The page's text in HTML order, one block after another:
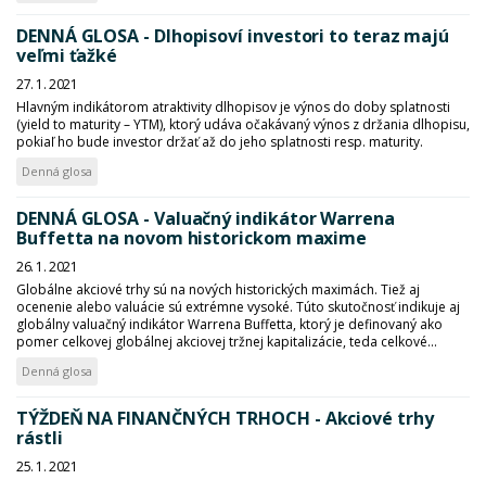
DENNÁ GLOSA - Dlhopisoví investori to teraz majú
veľmi ťažké
27. 1. 2021
Hlavným indikátorom atraktivity dlhopisov je výnos do doby splatnosti
(yield to maturity – YTM), ktorý udáva očakávaný výnos z držania dlhopisu,
pokiaľ ho bude investor držať až do jeho splatnosti resp. maturity.
Denná glosa
DENNÁ GLOSA - Valuačný indikátor Warrena
Buffetta na novom historickom maxime
26. 1. 2021
Globálne akciové trhy sú na nových historických maximách. Tiež aj
ocenenie alebo valuácie sú extrémne vysoké. Túto skutočnosť indikuje aj
globálny valuačný indikátor Warrena Buffetta, ktorý je definovaný ako
pomer celkovej globálnej akciovej tržnej kapitalizácie, teda celkové...
Denná glosa
TÝŽDEŇ NA FINANČNÝCH TRHOCH - Akciové trhy
rástli
25. 1. 2021